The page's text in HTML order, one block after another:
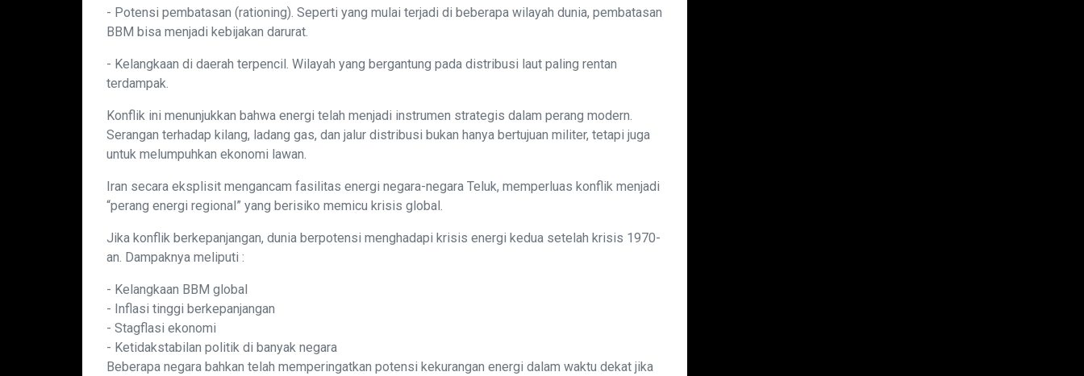
- Potensi pembatasan (rationing). Seperti yang mulai terjadi di beberapa wilayah dunia, pembatasan
BBM bisa menjadi kebijakan darurat.
- Kelangkaan di daerah terpencil. Wilayah yang bergantung pada distribusi laut paling rentan
terdampak.
Konflik ini menunjukkan bahwa energi telah menjadi instrumen strategis dalam perang modern.
Serangan terhadap kilang, ladang gas, dan jalur distribusi bukan hanya bertujuan militer, tetapi juga
untuk melumpuhkan ekonomi lawan.
Iran secara eksplisit mengancam fasilitas energi negara-negara Teluk, memperluas konflik menjadi
“perang energi regional” yang berisiko memicu krisis global.
Jika konflik berkepanjangan, dunia berpotensi menghadapi krisis energi kedua setelah krisis 1970-
an. Dampaknya meliputi :
- Kelangkaan BBM global
- Inflasi tinggi berkepanjangan
- Stagflasi ekonomi
- Ketidakstabilan politik di banyak negara
Beberapa negara bahkan telah memperingatkan potensi kekurangan energi dalam waktu dekat jika